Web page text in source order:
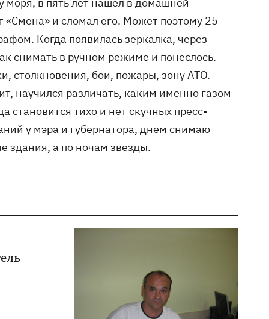
«Смена» и сломал его. Может поэтому 25
Когда появилась зеркалка, через
снимать в ручном режиме и понеслось.
столкновения, бои, пожары, зону АТО.
научился различать, каким именно газом
становится тихо и нет скучных пресс-
у мэра и губернатора, днем снимаю
здания, а по ночам звезды.